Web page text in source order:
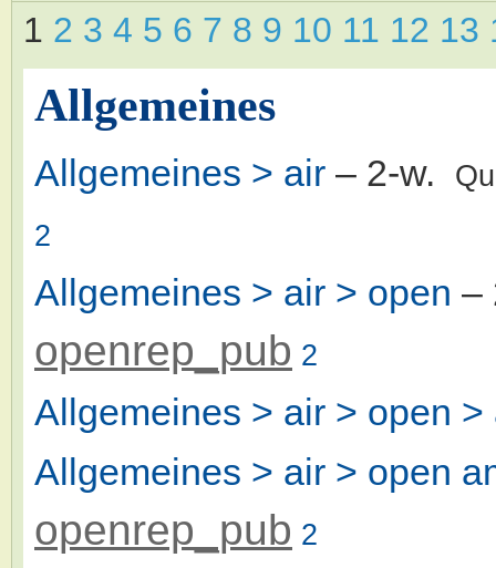
1 2 3 4 5 6 7 8 9 10 11 12 13
Allgemeines
Allgemeines > air – 2-w.
2
Allgemeines > air > open –
openrep_pub 2
Allgemeines > air > open >
Allgemeines > air > open
openrep_pub 2